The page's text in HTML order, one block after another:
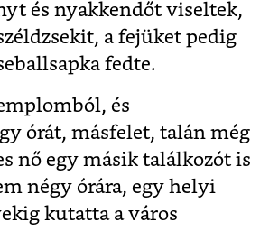
és nyakkendőt viseltek,
a fejüket pedig
fedte.
és
órát, másfelet, talán még
nő egy másik találkozót is
négy órára, egy helyi
kutatta a város